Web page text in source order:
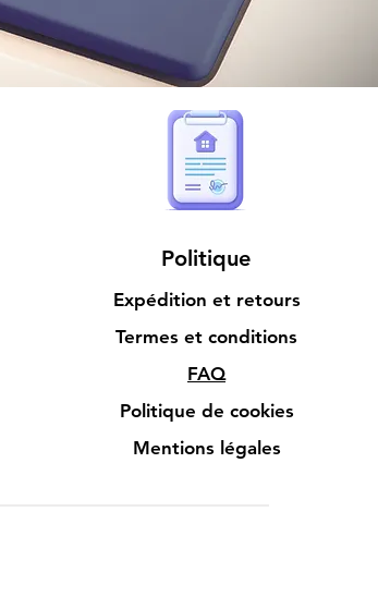
Politique
Expédition et retours
Termes et conditions
FAQ
Politique de cookies
Mentions légales